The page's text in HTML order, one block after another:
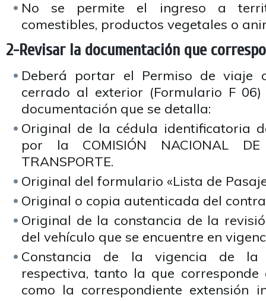
No se permite el ingreso a
comestibles, productos vegetales o
2-Revisar la documentación que
Deberá portar el Permiso de viaje
cerrado al exterior (Formulario F
documentación que se detalla:
Original de la cédula identificatoria
por la COMISIÓN NACIONAL DE
TRANSPORTE.
Original del formulario «Lista de
Original o copia autenticada del
Original de la constancia de la
del vehículo que se encuentre en
Constancia de la vigencia de la
respectiva, tanto la que
como la correspondiente extensión